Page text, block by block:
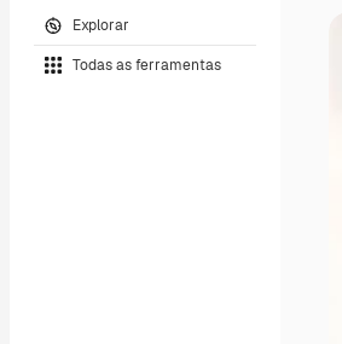
Explorar
Todas as ferramentas